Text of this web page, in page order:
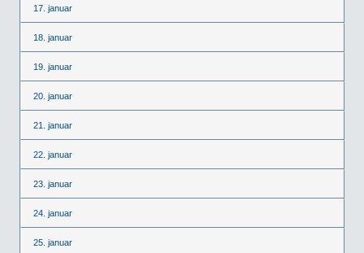
17. januar
18. januar
19. januar
20. januar
21. januar
22. januar
23. januar
24. januar
25. januar